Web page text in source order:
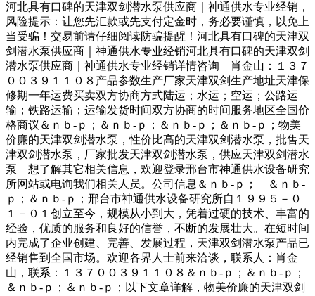
河北具有口碑的天津双剑潜水泵供应商｜神通供水专业经销，
风险提示：让您先汇款或先支付定金时，务必要谨慎，以免上
当受骗！交易前请仔细阅读防骗提醒！河北具有口碑的天津双
剑潜水泵供应商｜神通供水专业经销河北具有口碑的天津双剑
潜水泵供应商｜神通供水专业经销详情咨询 肖金山：１３７
００３９１１０８产品参数生产厂家天津双剑生产地址天津保
修期一年运费买卖双方协商方式陆运；水运；空运；公路运
输；铁路运输；运输发货时间双方协商的时间服务地区全国价
格商议＆ｎｂ-ｐ；＆ｎｂ-ｐ；＆ｎｂ-ｐ；＆ｎｂ-ｐ；物美
价廉的天津双剑潜水泵，性价比高的天津双剑潜水泵，批售天
津双剑潜水泵，厂家批发天津双剑潜水泵，供应天津双剑潜水
泵 想了解其它相关信息，欢迎登录邢台市神通供水设备研究
所网站或电询我们相关人员。公司信息＆ｎｂ-ｐ； ＆ｎｂ-
ｐ；＆ｎｂ-ｐ；邢台市神通供水设备研究所自１９９５－０
１－０１创立至今，规模从小到大，凭着过硬的技术、丰富的
经验，优质的服务和良好的信誉，不断的发展壮大。在短时间
内完成了企业创建、完善、发展过程，天津双剑潜水泵产品已
经销售到全国市场。欢迎各界人士前来洽谈，联系人：肖金
山，联系：１３７００３９１１０８＆ｎｂ-ｐ；＆ｎｂ-ｐ；
＆ｎｂ-ｐ；＆ｎｂ-ｐ；以下文章详解，物美价廉的天津双剑